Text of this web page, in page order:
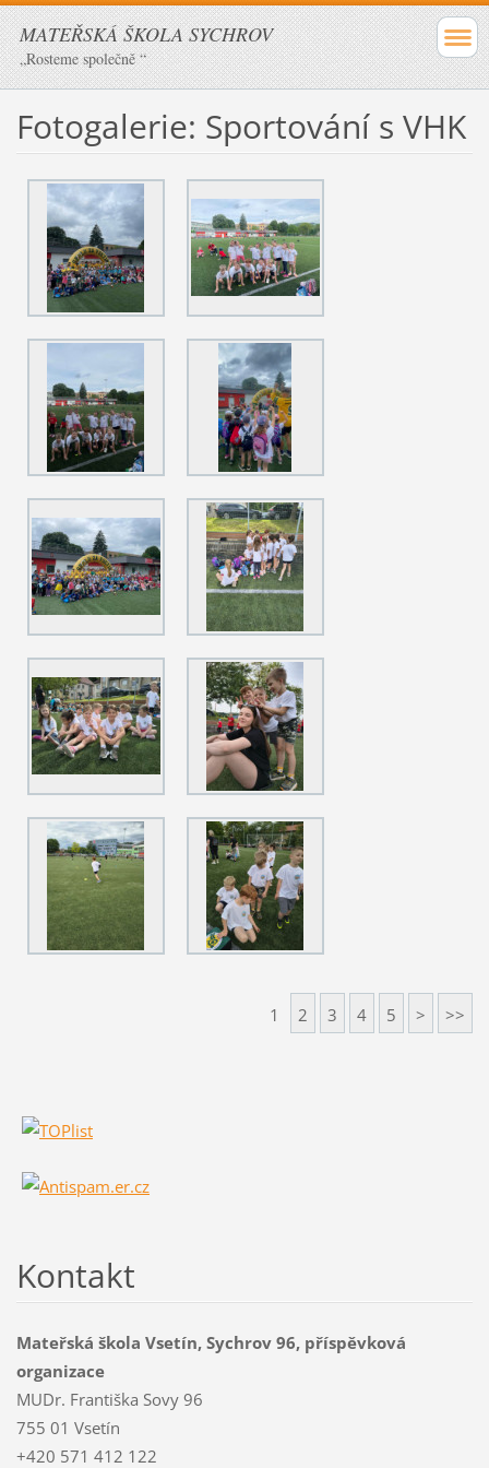
MATEŘSKÁ ŠKOLA SYCHROV
„Rosteme společně “
Fotogalerie: Sportování s VHK
1 2 3 4 5 > >>
Kontakt
Mateřská škola Vsetín, Sychrov 96, příspěvková
organizace
MUDr. Františka Sovy 96
755 01 Vsetín
+420 571 412 122